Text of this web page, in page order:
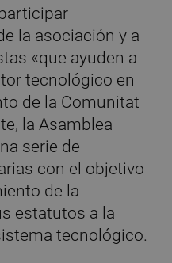
la asociación y a
«que ayuden a
tecnológico en
de la Comunitat
la Asamblea
serie de
con el objetivo
de la
estatutos a la
tecnológico.